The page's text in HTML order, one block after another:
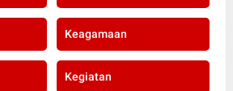
Keagamaan
Kegiatan